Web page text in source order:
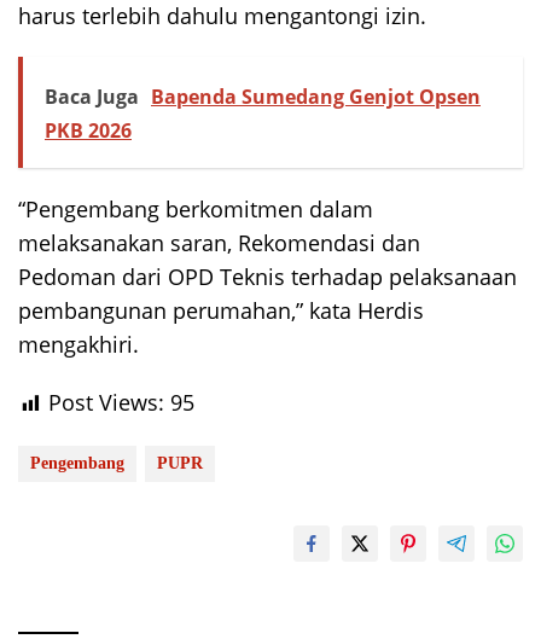
harus terlebih dahulu mengantongi izin.
Baca Juga Bapenda Sumedang Genjot Opsen
PKB 2026
“Pengembang berkomitmen dalam
melaksanakan saran, Rekomendasi dan
Pedoman dari OPD Teknis terhadap pelaksanaan
pembangunan perumahan,” kata Herdis
mengakhiri.
Post Views: 95
Pengembang PUPR